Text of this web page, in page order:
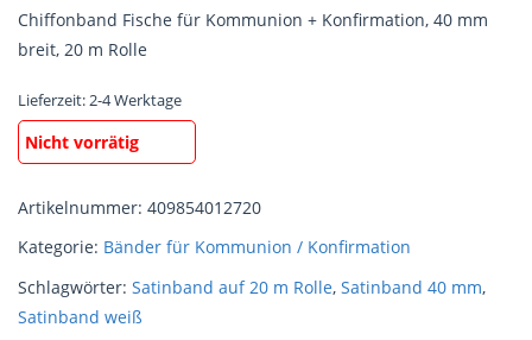
Chiffonband Fische für Kommunion + Konfirmation, 40 mm
breit, 20 m Rolle
Lieferzeit:2-4 Werktage
Nicht vorrätig
Artikelnummer: 409854012720
Kategorie: Bänder für Kommunion / Konfirmation
Schlagwörter: Satinband auf 20 m Rolle, Satinband 40 mm,
Satinband weiß